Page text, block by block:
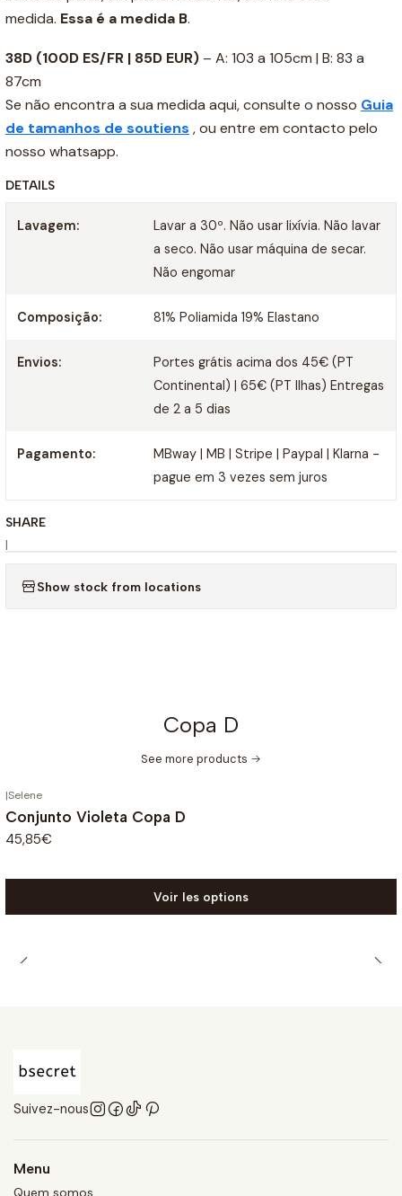
medida. Essa é a medida B.
38D (100D ES/FR | 85D EUR) – A: 103 a 105cm | B: 83 a
87cm
Se não encontra a sua medida aqui, consulte o nosso Guia
de tamanhos de soutiens , ou entre em contacto pelo
nosso whatsapp.
DETAILS
Lavagem:
Lavar a 30º. Não usar lixívia. Não lavar
a seco. Não usar máquina de secar.
Não engomar
Composição: 81% Poliamida 19% Elastano
Envios:
Portes grátis acima dos 45€ (PT
Continental) | 65€ (PT Ilhas) Entregas
de 2 a 5 dias
Pagamento:
MBway | MB | Stripe | Paypal | Klarna -
pague em 3 vezes sem juros
SHARE
|
Show stock from locations
Copa D
See more products
|Selene
Conjunto Violeta Copa D
45,85€
Voir les options
Suivez-nous
Menu
Quem somos